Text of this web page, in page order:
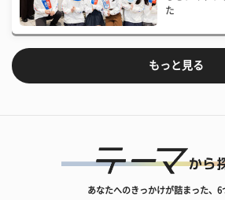
た
もっと見る
あなたへのきっかけが詰まった、6